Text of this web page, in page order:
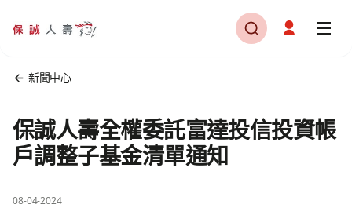
新聞中心
保誠人壽全權委託富達投信投資帳
戶調整子基金清單通知
08-04-2024